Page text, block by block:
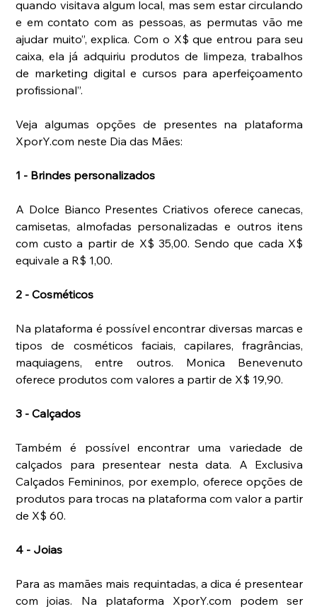
quando visitava algum local, mas sem estar circulando
e em contato com as pessoas, as permutas vão me
ajudar muito”, explica. Com o X$ que entrou para seu
caixa, ela já adquiriu produtos de limpeza, trabalhos
de marketing digital e cursos para aperfeiçoamento
profissional”.
Veja algumas opções de presentes na plataforma
XporY.com neste Dia das Mães:
1 - Brindes personalizados
A Dolce Bianco Presentes Criativos oferece canecas,
camisetas, almofadas personalizadas e outros itens
com custo a partir de X$ 35,00. Sendo que cada X$
equivale a R$ 1,00.
2 - Cosméticos
Na plataforma é possível encontrar diversas marcas e
tipos de cosméticos faciais, capilares, fragrâncias,
maquiagens, entre outros. Monica Benevenuto
oferece produtos com valores a partir de X$ 19,90.
3 - Calçados
Também é possível encontrar uma variedade de
calçados para presentear nesta data. A Exclusiva
Calçados Femininos, por exemplo, oferece opções de
produtos para trocas na plataforma com valor a partir
de X$ 60.
4 - Joias
Para as mamães mais requintadas, a dica é presentear
com joias. Na plataforma XporY.com podem ser